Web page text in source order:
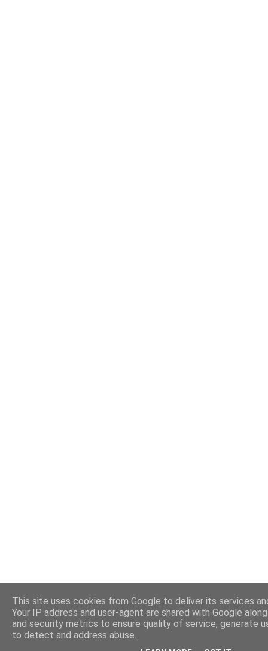
This site uses cookies from Google to deliver its services
Your IP address and user-agent are shared with Google
and security metrics to ensure quality of service, generate
to detect and address abuse.